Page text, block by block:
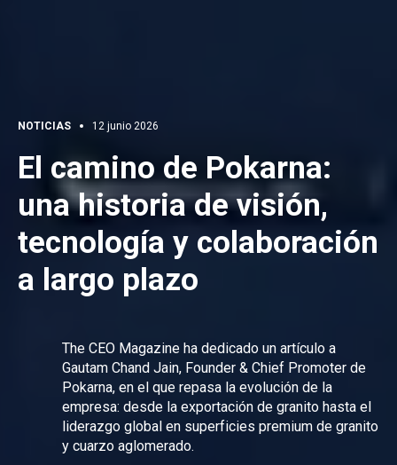
NOTICIAS 12 junio 2026
El camino de Pokarna:
una historia de visión,
tecnología y colaboración
a largo plazo
The CEO Magazine ha dedicado un artículo a
Gautam Chand Jain, Founder & Chief Promoter de
Pokarna, en el que repasa la evolución de la
empresa: desde la exportación de granito hasta el
liderazgo global en superficies premium de granito
y cuarzo aglomerado.